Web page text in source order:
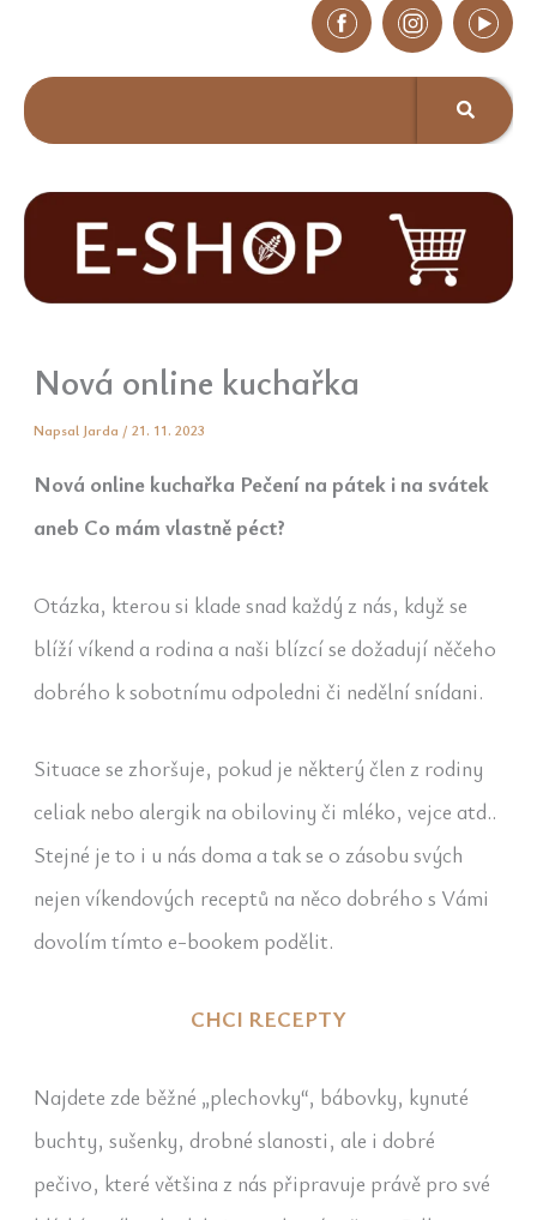
Nová online kuchařka
Napsal Jarda / 21. 11. 2023
Nová online kuchařka Pečení na pátek i na svátek
aneb Co mám vlastně péct?
Otázka, kterou si klade snad každý z nás, když se
blíží víkend a rodina a naši blízcí se dožadují něčeho
dobrého k sobotnímu odpoledni či nedělní snídani.
Situace se zhoršuje, pokud je některý člen z rodiny
celiak nebo alergik na obiloviny či mléko, vejce atd..
Stejné je to i u nás doma a tak se o zásobu svých
nejen víkendových receptů na něco dobrého s Vámi
dovolím tímto e-bookem podělit.
CHCI RECEPTY
Najdete zde běžné „plechovky“, bábovky, kynuté
buchty, sušenky, drobné slanosti, ale i dobré
pečivo, které většina z nás připravuje právě pro své